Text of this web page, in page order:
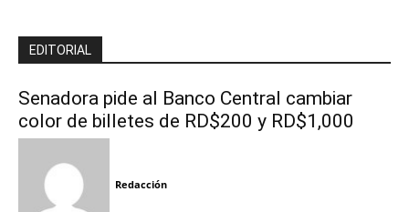
EDITORIAL
Senadora pide al Banco Central cambiar
color de billetes de RD$200 y RD$1,000
Redacción